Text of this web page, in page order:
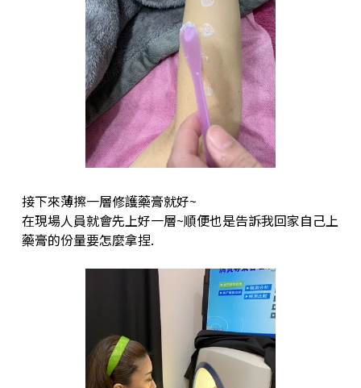
接下來薄擦一層修護藥膏就好~
在現場人員就會先上好一層~順便也是告訴我回家自己上
藥膏的份量要怎麼拿捏.